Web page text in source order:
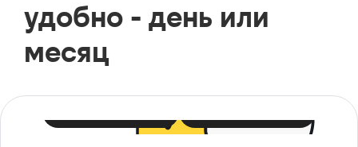
удобно - день или
месяц